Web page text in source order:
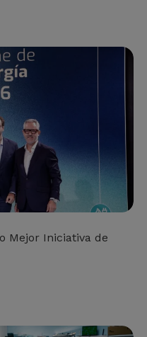
Mejor Iniciativa de